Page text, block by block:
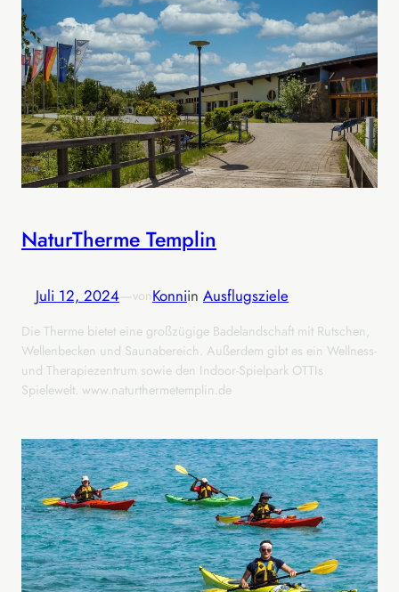
NaturTherme Templin
Juli 12, 2024 vonKonniin Ausflugsziele
Die Therme bietet eine großzügige Badelandschaft mit Rutschen,
Wellenbecken und Saunabereich. Außerdem gibt es ein Wellness-
und Therapiezentrum sowie den Indoor-Spielpark OTTIs
Spielewelt. www.naturthermetemplin.de